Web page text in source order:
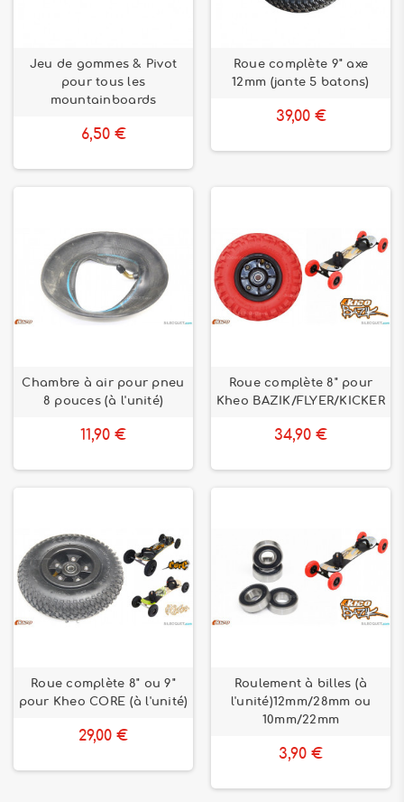
Jeu de gommes & Pivot
pour tous les
mountainboards
6,50 €
Roue complète 9" axe
12mm (jante 5 batons)
39,00 €
Chambre à air pour pneu
8 pouces (à l'unité)
11,90 €
Roue complète 8" pour
Kheo BAZIK/FLYER/KICKER
34,90 €
Roue complète 8" ou 9"
pour Kheo CORE (à l'unité)
29,00 €
Roulement à billes (à
l'unité)12mm/28mm ou
10mm/22mm
3,90 €